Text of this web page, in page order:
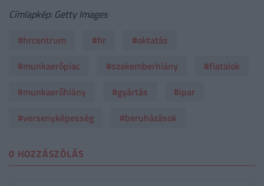
Címlapkép: Getty Images
#hrcentrum
#hr
#oktatás
#munkaerőpiac
#szakemberhiány
#fiatalok
#munkaerőhiány
#gyártás
#ipar
#versenyképesség
#beruházások
0 HOZZÁSZÓLÁS